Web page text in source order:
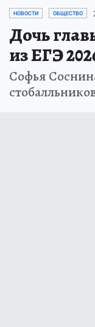
НОВОСТИ ОБЩЕСТВО
Дочь
из ЕГЭ
Софья